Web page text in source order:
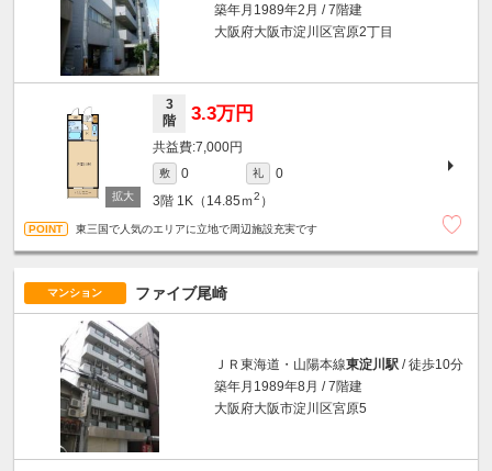
築年月1989年2月 / 7階建
大阪府大阪市淀川区宮原2丁目
3
階
3.3万円
7,000円
敷 0 礼
0
3階 1K（14.85ｍ2 ）
東三国で人気のエリアに立地で周辺施設充実です
マンション ファイブ尾崎
ＪＲ東海道・山陽本線東淀川駅 / 徒歩10分
築年月1989年8月 / 7階建
大阪府大阪市淀川区宮原5